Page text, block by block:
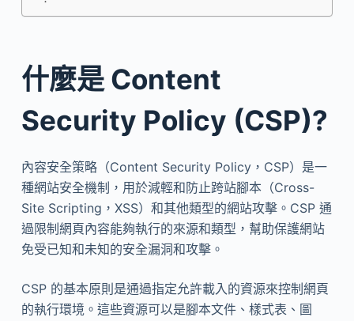
什麼是 Content
Security Policy (CSP)?
內容安全策略（Content Security Policy，CSP）是一
種網站安全機制，用於減輕和防止跨站腳本（Cross-
Site Scripting，XSS）和其他類型的網站攻擊。CSP 通
過限制網頁內容能夠執行的來源和類型，幫助保護網站
免受已知和未知的安全漏洞和攻擊。
CSP 的基本原則是通過指定允許載入的資源來控制網頁
的執行環境。這些資源可以是腳本文件、樣式表、圖